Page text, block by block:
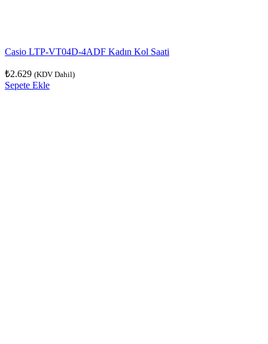
Casio LTP-VT04D-4ADF Kadın Kol Saati
₺2.629 (KDV Dahil)
Sepete Ekle